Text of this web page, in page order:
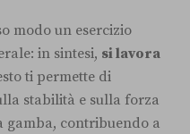
modo un esercizio
in sintesi, si lavora
ti permette di
stabilità e sulla forza
gamba, contribuendo a